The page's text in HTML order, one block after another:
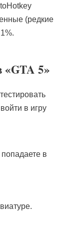
(редкие
«GTA 5»
в игру
в